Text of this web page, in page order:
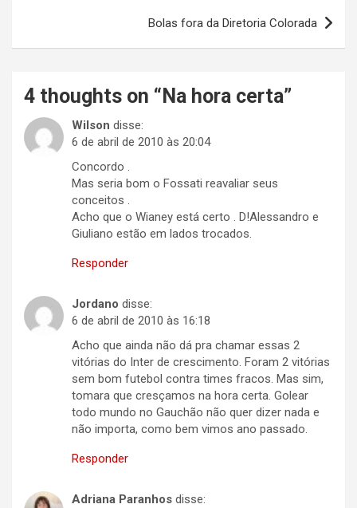
Bolas fora da Diretoria Colorada
4 thoughts on “ Na hora certa”
Wilson disse:
6 de abril de 2010 às 20:04
Concordo .
Mas seria bom o Fossati reavaliar seus
conceitos .
Acho que o Wianey está certo . D!Alessandro e
Giuliano estão em lados trocados.
Responder
Jordano disse:
6 de abril de 2010 às 16:18
Acho que ainda não dá pra chamar essas 2
vitórias do Inter de crescimento. Foram 2 vitórias
sem bom futebol contra times fracos. Mas sim,
tomara que cresçamos na hora certa. Golear
todo mundo no Gauchão não quer dizer nada e
não importa, como bem vimos ano passado.
Responder
Adriana Paranhos disse: